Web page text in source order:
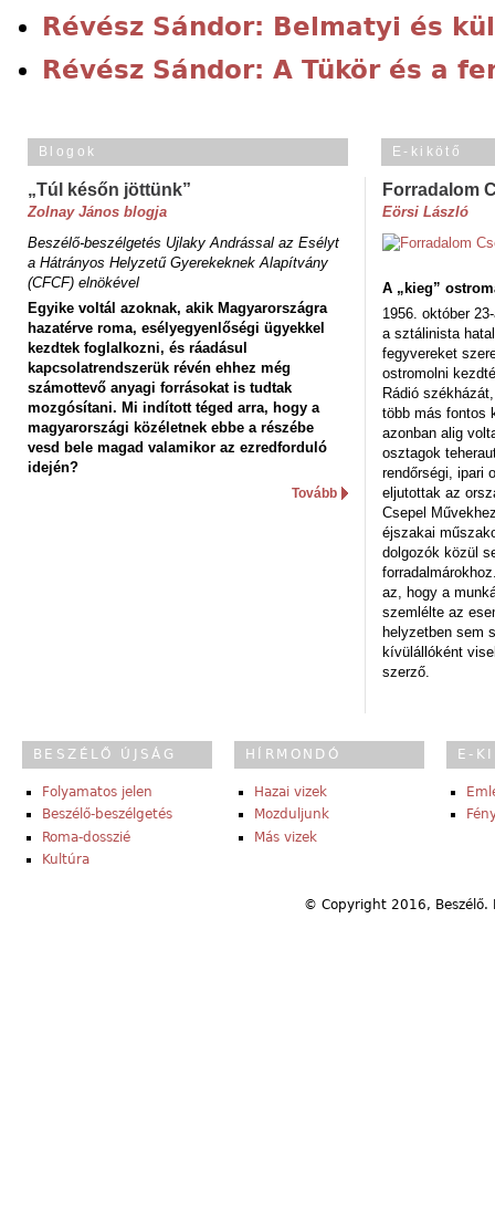
Révész Sándor: Belmatyi és
Révész Sándor: A Tükör és a
Blogok
„Túl későn jöttünk”
Zolnay János blogja
Beszélő-beszélgetés Ujlaky Andrással az Esélyt
a Hátrányos Helyzetű Gyerekeknek Alapítvány
(CFCF) elnökével
Egyike voltál azoknak, akik Magyarországra
hazatérve roma, esélyegyenlőségi ügyekkel
kezdtek foglalkozni, és ráadásul
kapcsolatrendszerük révén ehhez még
számottevő anyagi forrásokat is tudtak
mozgósítani. Mi indított téged arra, hogy a
magyarországi közéletnek ebbe a részébe
vesd bele magad valamikor az ezredforduló
idején?
Tovább
E-kikötő
Forradalom
Eörsi László
A „kieg”
1956. október
a sztálinista
fegyvereket
ostromolni
Rádió
több más fontos
azonban alig
osztagok
rendőrségi, ipari
eljutottak az
Csepel
éjszakai
dolgozók közül
az, hogy a
szemlélte az
helyzetben sem
kívülállóként
szerző.
BESZÉLŐ ÚJSÁG
Folyamatos jelen
Beszélő-beszélgetés
Roma-dosszié
Kultúra
HÍRMONDÓ
Hazai vizek
Mozduljunk
Más vizek
E-
© Copyright 2016,